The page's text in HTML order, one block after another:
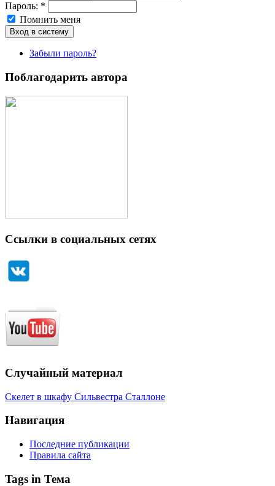
Пароль: *
Помнить меня
Забыли пароль?
Поблагодарить автора
Ссылки в социальных сетях
Случайный материал
Скелет в шкафу Сильвестра Сталлоне
Навигация
Последние публикации
Правила сайта
Tags in Тема